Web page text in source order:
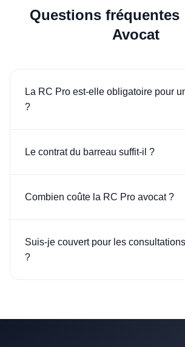
Questions fréquentes
Avocat
La RC Pro est-elle obligatoire pour
?
Le contrat du barreau suffit-il ?
Combien coûte la RC Pro avocat ?
Suis-je couvert pour les
?